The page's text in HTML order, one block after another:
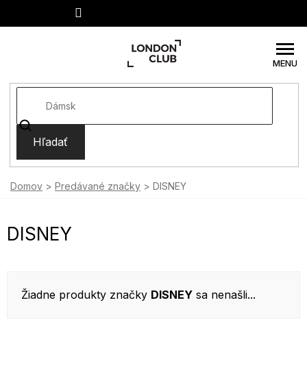
Hľadať
Domov Predávané značky DISNEY
DISNEY
Žiadne produkty značky DISNEY sa nenašli...